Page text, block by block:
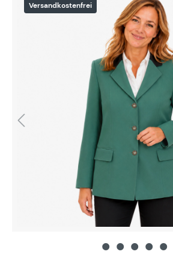
Versandkostenfrei